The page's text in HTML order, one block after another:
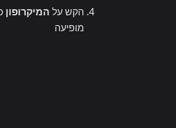
הקש על המיקרופון
מופיעה